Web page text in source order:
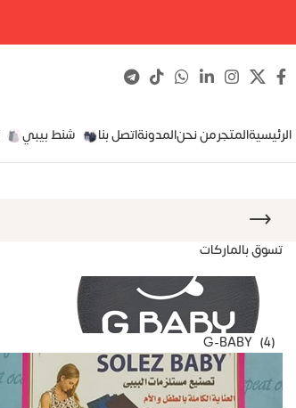
الرئيسيةالمتجرمن نحنالمدونةاتصل بنا شنط بيبي
تسوق بالماركات
G-BABY (4)